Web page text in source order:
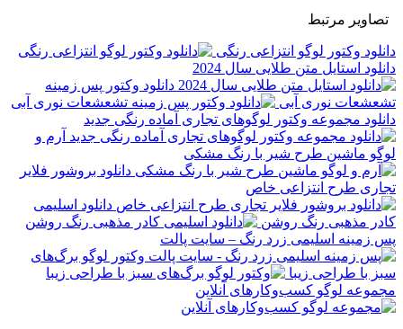
تصاویر مرتبط
دانلود وکتور لوگو انتزاعی رنگی
دانلود استایل متن طلایی سال 2024
دانلود وکتور پس زمینه
تشعشعات نوری آبی
دانلود مجموعه وکتور لوگوهای تجاری آماده رنگی جدید
آرم و
لوگو ماشین طرح شیر با رنگ مشکی
دانلود بروشور فلایر
تجاری طرح انتزاعی خاص
دانلود اسلیمی
کادر مذهبی رنگ روشن
پس زمینه اسلیمی زرد رنگ – سایت پالت
وکتور لوگو برگ‌های
سبز با طراحی زیبا
مجموعه لوگو کسب‌وکارهای آنلاین